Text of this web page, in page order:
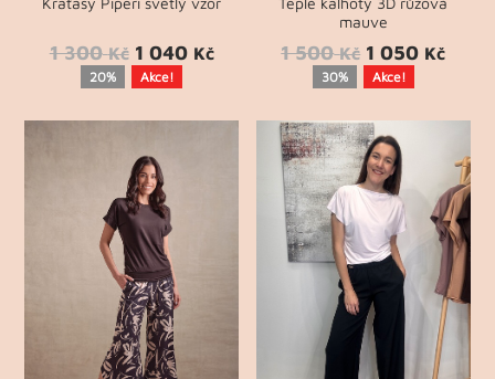
1 300 Kč 1 040 Kč
20% Akce!
mauve
1 500 Kč 1 050 Kč
30% Akce!